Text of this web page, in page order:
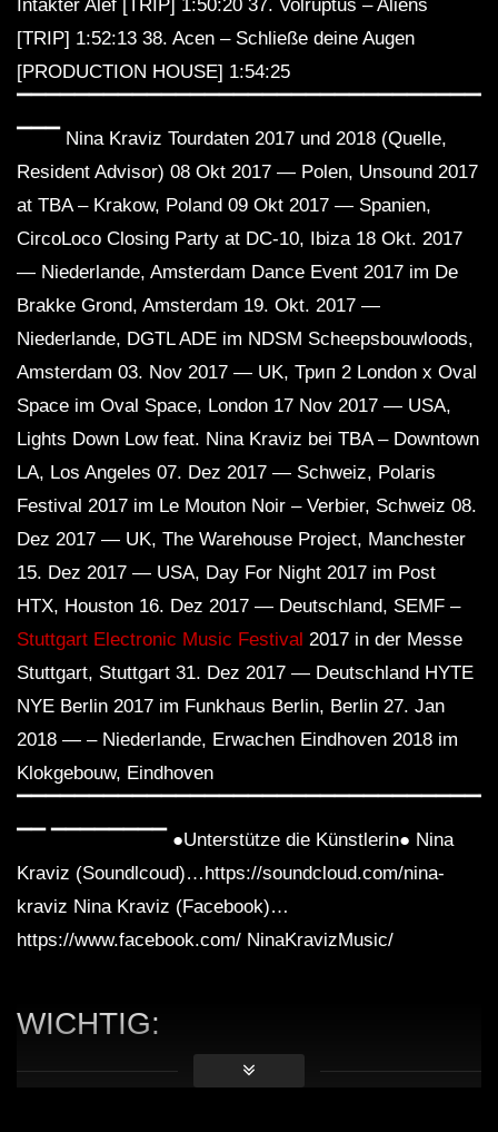
Intakter Alef [TRIP] 1:50:20 37. Volruptus – Aliens
[TRIP] 1:52:13 38. Acen – Schließe deine Augen
[PRODUCTION HOUSE] 1:54:25
▔▔▔ Nina Kraviz Tourdaten 2017 und 2018 (Quelle,
Resident Advisor) 08 Okt 2017 — Polen, Unsound 2017
at TBA – Krakow, Poland 09 Okt 2017 — Spanien,
CircoLoco Closing Party at DC-10, Ibiza 18 Okt. 2017
— Niederlande, Amsterdam Dance Event 2017 im De
Brakke Grond, Amsterdam 19. Okt. 2017 —
Niederlande, DGTL ADE im NDSM Scheepsbouwloods,
Amsterdam 03. Nov 2017 — UK, Трип 2 London x Oval
Space im Oval Space, London 17 Nov 2017 — USA,
Lights Down Low feat. Nina Kraviz bei TBA – Downtown
LA, Los Angeles 07. Dez 2017 — Schweiz, Polaris
Festival 2017 im Le Mouton Noir – Verbier, Schweiz 08.
Dez 2017 — UK, The Warehouse Project, Manchester
15. Dez 2017 — USA, Day For Night 2017 im Post
HTX, Houston 16. Dez 2017 — Deutschland, SEMF –
Stuttgart Electronic Music Festival 2017 in der Messe
Stuttgart, Stuttgart 31. Dez 2017 — Deutschland HYTE
NYE Berlin 2017 im Funkhaus Berlin, Berlin 27. Jan
2018 — – Niederlande, Erwachen Eindhoven 2018 im
Klokgebouw, Eindhoven
▔▔ ▔▔▔▔▔▔▔▔ ●Unterstütze die Künstlerin● Nina
Kraviz (Soundlcoud)…https://soundcloud.com/nina-
kraviz Nina Kraviz (Facebook)…
https://www.facebook.com/ NinaKravizMusic/
WICHTIG:
Du solltest übrigens gerade weil die Künstler mit